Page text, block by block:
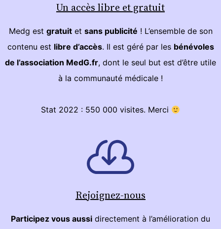
Un accès libre et gratuit
Medg est gratuitet sans publicité ! L’ensemble de son
contenu est libre d’accès. Il est géré par les bénévoles
de l’association MedG.fr, dont le seul but est d’être utile
à la communauté médicale !
Stat 2022 : 550 000 visites. Merci
Rejoignez-nous
Participez vous aussi directement à l’amélioration du